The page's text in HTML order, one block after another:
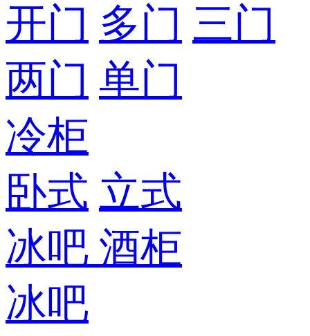
开门 多门 三门
两门 单门
冷柜
卧式 立式
冰吧 酒柜
冰吧